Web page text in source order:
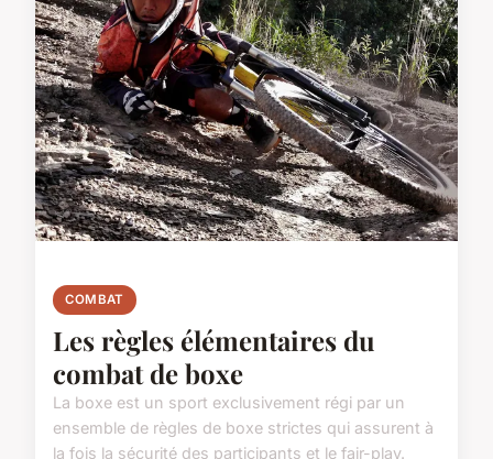
COMBAT
Les règles élémentaires du
combat de boxe
La boxe est un sport exclusivement régi par un
ensemble de règles de boxe strictes qui assurent à
la fois la sécurité des participants et le fair-play.